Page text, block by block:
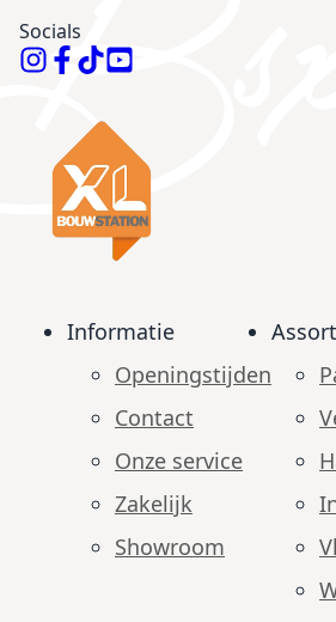
Socials
Informatie
Openingstijden
Contact
Onze service
Zakelijk
Showroom